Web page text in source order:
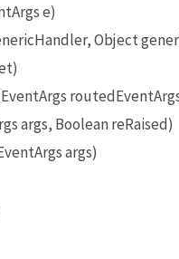
e)
Object
args, Boolean reRaised)
args)